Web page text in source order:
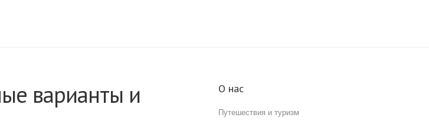
варианты и
О нас
Путешествия и туризм